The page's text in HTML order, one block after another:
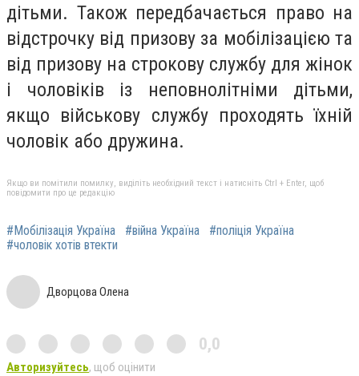
дітьми. Також передбачається право на
відстрочку від призову за мобілізацією та
від призову на строкову службу для жінок
і чоловіків із неповнолітніми дітьми,
якщо військову службу проходять їхній
чоловік або дружина.
Якщо ви помітили помилку, виділіть необхідний текст і натисніть Ctrl + Enter, щоб
повідомити про це редакцію
#Мобілізація Україна #війна Україна
#поліція Україна
#чоловік хотів втекти
Дворцова Олена
0,0
Авторизуйтесь, щоб оцінити